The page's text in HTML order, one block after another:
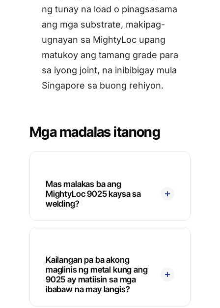
ng tunay na load o pinagsasama
ang mga substrate, makipag-
ugnayan sa MightyLoc upang
matukoy ang tamang grade para
sa iyong joint, na inibibigay mula
Singapore sa buong rehiyon.
Mga madalas itanong
Mas malakas ba ang
MightyLoc 9025 kaysa sa
welding?
Kailangan pa ba akong
maglinis ng metal kung ang
9025 ay matiisin sa mga
ibabaw na may langis?